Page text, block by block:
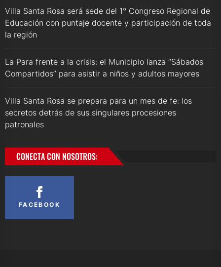
Villa Santa Rosa será sede del 1° Congreso Regional de
Educación con puntaje docente y participación de toda
la región
La Para frente a la crisis: el Municipio lanza “Sábados
Compartidos” para asistir a niños y adultos mayores
Villa Santa Rosa se prepara para un mes de fe: los
secretos detrás de sus singulares procesiones
patronales
CONECTA CON NOSOTROS:
FACEBOOK